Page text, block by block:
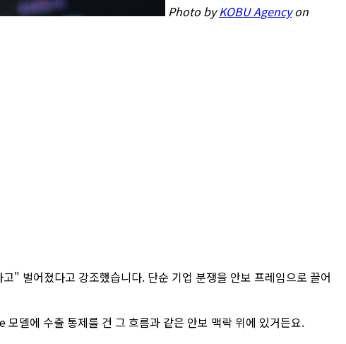
Photo byKOBU Agencyon
" 벌어졌다고 강조했습니다. 단순 기업 분쟁을 안보 프레임으로 끌어
델에 수출 통제를 건 그 흐름과 같은 안보 맥락 위에 있거든요.